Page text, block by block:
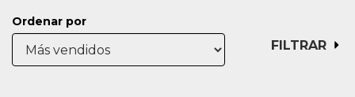
Ordenar por
FILTRAR